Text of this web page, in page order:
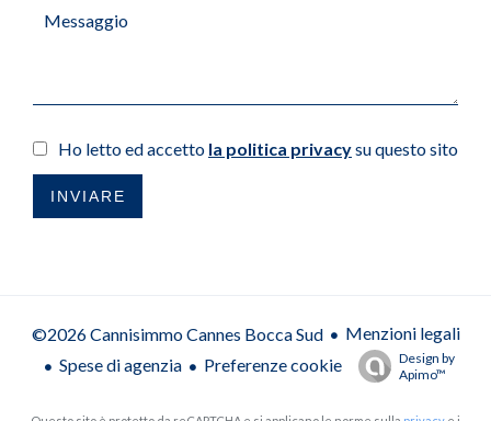
Ho letto ed accetto la politica privacysu questo sito
INVIARE
©2026 Cannisimmo Cannes Bocca Sud
Menzioni legali
Spese di agenzia
Preferenze cookie
Design by
Apimo™